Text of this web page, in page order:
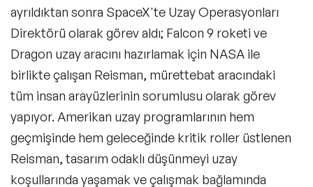
ayrıldıktan sonra SpaceX'te Uzay Operasyonları
Direktörü olarak görev aldı; Falcon 9 roketi ve
Dragon uzay aracını hazırlamak için NASA ile
birlikte çalışan Reisman, mürettebat aracındaki
tüm insan arayüzlerinin sorumlusu olarak görev
yapıyor. Amerikan uzay programlarının hem
geçmişinde hem geleceğinde kritik roller üstlenen
Reisman, tasarım odaklı düşünmeyi uzay
koşullarında yaşamak ve çalışmak bağlamında
Silikon Vadisi Konuşmacıları
Celebrity Konuşmacılar
Yatırım ve Yatırım Stratejileri Konuşmacıları
Beden Dili ve Mikro İfade Konuşmacıları
Kriz Yönetimi Konuşmacıları
Ekip Yönetimi Konuşmacıları